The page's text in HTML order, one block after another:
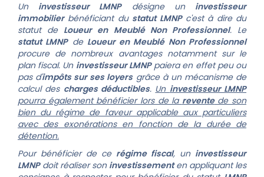
Un investisseur LMNPdésigne un investisseur
immobilierbénéficiant du statut LMNPc'est à dire du
statut de Loueur en Meublé Non Professionnel. Le
statut LMNPde Loueur en Meublé Non Professionnel
procure de nombreux avantages notamment sur le
plan fiscal. Un investisseurLMNPpaiera en effet peu ou
pas d'impôts sur ses loyersgrâce à un mécanisme de
calcul des charges déductibles. Un investisseur LMNP
pourra également bénéficier lors de la reventede son
bien du régime de faveur applicable aux particuliers
avec des exonérations en fonction de la durée de
détention.
Pour bénéficier de ce régime fiscal, un investisseur
LMNPdoit réaliser son investissementen appliquant les